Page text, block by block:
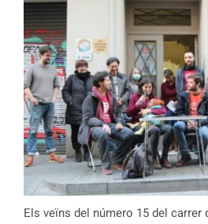
Els veïns del número 15 del carrer